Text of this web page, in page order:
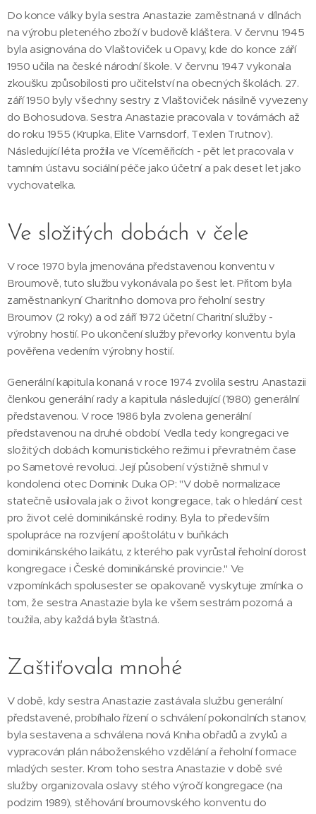
Do konce války byla sestra Anastazie zaměstnaná v dílnách
na výrobu pleteného zboží v budově kláštera. V červnu 1945
byla asignována do Vlaštoviček u Opavy, kde do konce září
1950 učila na české národní škole. V červnu 1947 vykonala
zkoušku způsobilosti pro učitelství na obecných školách. 27.
září 1950 byly všechny sestry z Vlaštoviček násilně vyvezeny
do Bohosudova. Sestra Anastazie pracovala v továrnách až
do roku 1955 (Krupka, Elite Varnsdorf, Texlen Trutnov).
Následující léta prožila ve Víceměřicích - pět let pracovala v
tamním ústavu sociální péče jako účetní a pak deset let jako
vychovatelka.
Ve složitých dobách v čele
V roce 1970 byla jmenována představenou konventu v
Broumově, tuto službu vykonávala po šest let. Přitom byla
zaměstnankyní Charitního domova pro řeholní sestry
Broumov (2 roky) a od září 1972 účetní Charitní služby -
výrobny hostií. Po ukončení služby převorky konventu byla
pověřena vedením výrobny hostií.
Generální kapitula konaná v roce 1974 zvolila sestru Anastazii
členkou generální rady a kapitula následující (1980) generální
představenou. V roce 1986 byla zvolena generální
představenou na druhé období. Vedla tedy kongregaci ve
složitých dobách komunistického režimu i převratném čase
po Sametové revoluci. Její působení výstižně shrnul v
kondolenci otec Dominik Duka OP: "V době normalizace
statečně usilovala jak o život kongregace, tak o hledání cest
pro život celé dominikánské rodiny. Byla to především
spolupráce na rozvíjení apoštolátu v buňkách
dominikánského laikátu, z kterého pak vyrůstal řeholní dorost
kongregace i České dominikánské provincie." Ve
vzpomínkách spolusester se opakovaně vyskytuje zmínka o
tom, že sestra Anastazie byla ke všem sestrám pozorná a
toužila, aby každá byla šťastná.
Zaštiťovala mnohé
V době, kdy sestra Anastazie zastávala službu generální
představené, probíhalo řízení o schválení pokoncilních stanov,
byla sestavena a schválena nová Kniha obřadů a zvyků a
vypracován plán náboženského vzdělání a řeholní formace
mladých sester. Krom toho sestra Anastazie v době své
služby organizovala oslavy stého výročí kongregace (na
podzim 1989), stěhování broumovského konventu do